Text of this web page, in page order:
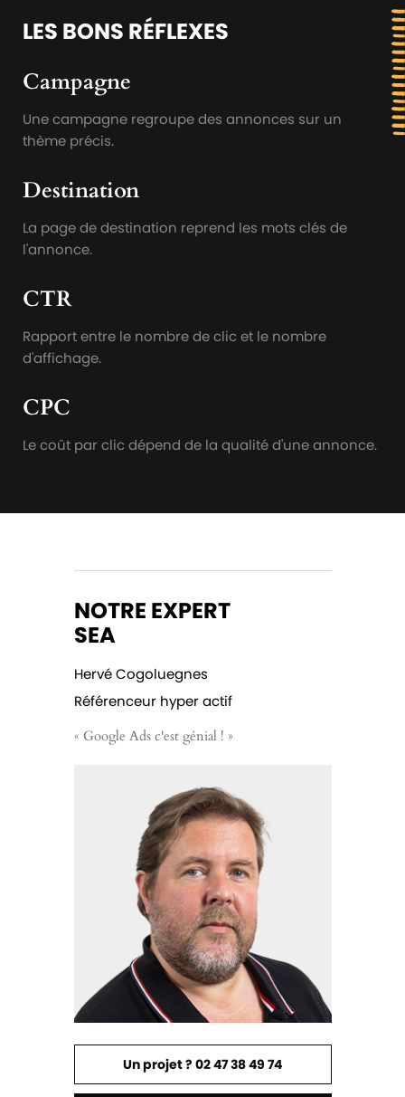
LES BONS RÉFLEXES
Campagne
Une campagne regroupe des annonces sur un
thème précis.
Destination
La page de destination reprend les mots clés de
l'annonce.
CTR
Rapport entre le nombre de clic et le nombre
d'affichage.
CPC
Le coût par clic dépend de la qualité d'une annonce.
NOTRE EXPERT
SEA
Hervé Cogoluegnes
Référenceur hyper actif
« Google Ads c'est génial ! »
Un projet ? 02 47 38 49 74